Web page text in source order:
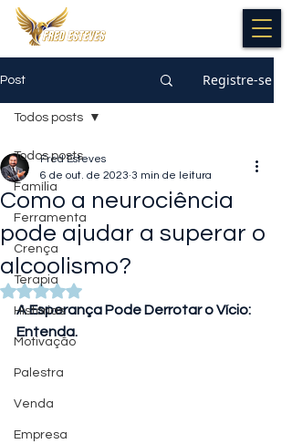
Post Registre-se
Todos posts
Família
Ferramenta
Crença
Terapia
Histórias
Motivação
Palestra
Venda
Empresa
Todos posts
Como a neurociência
pode ajudar a superar o
alcoolismo?
Fred Esteves
6 de out. de 2023 3 min de leitura
Avaliado com NaN de 5 estrelas.
A Esperança Pode Derrotar o Vício:
Entenda.